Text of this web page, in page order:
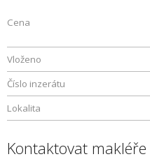
Cena
Vloženo
Číslo inzerátu
Lokalita
Kontaktovat makléře